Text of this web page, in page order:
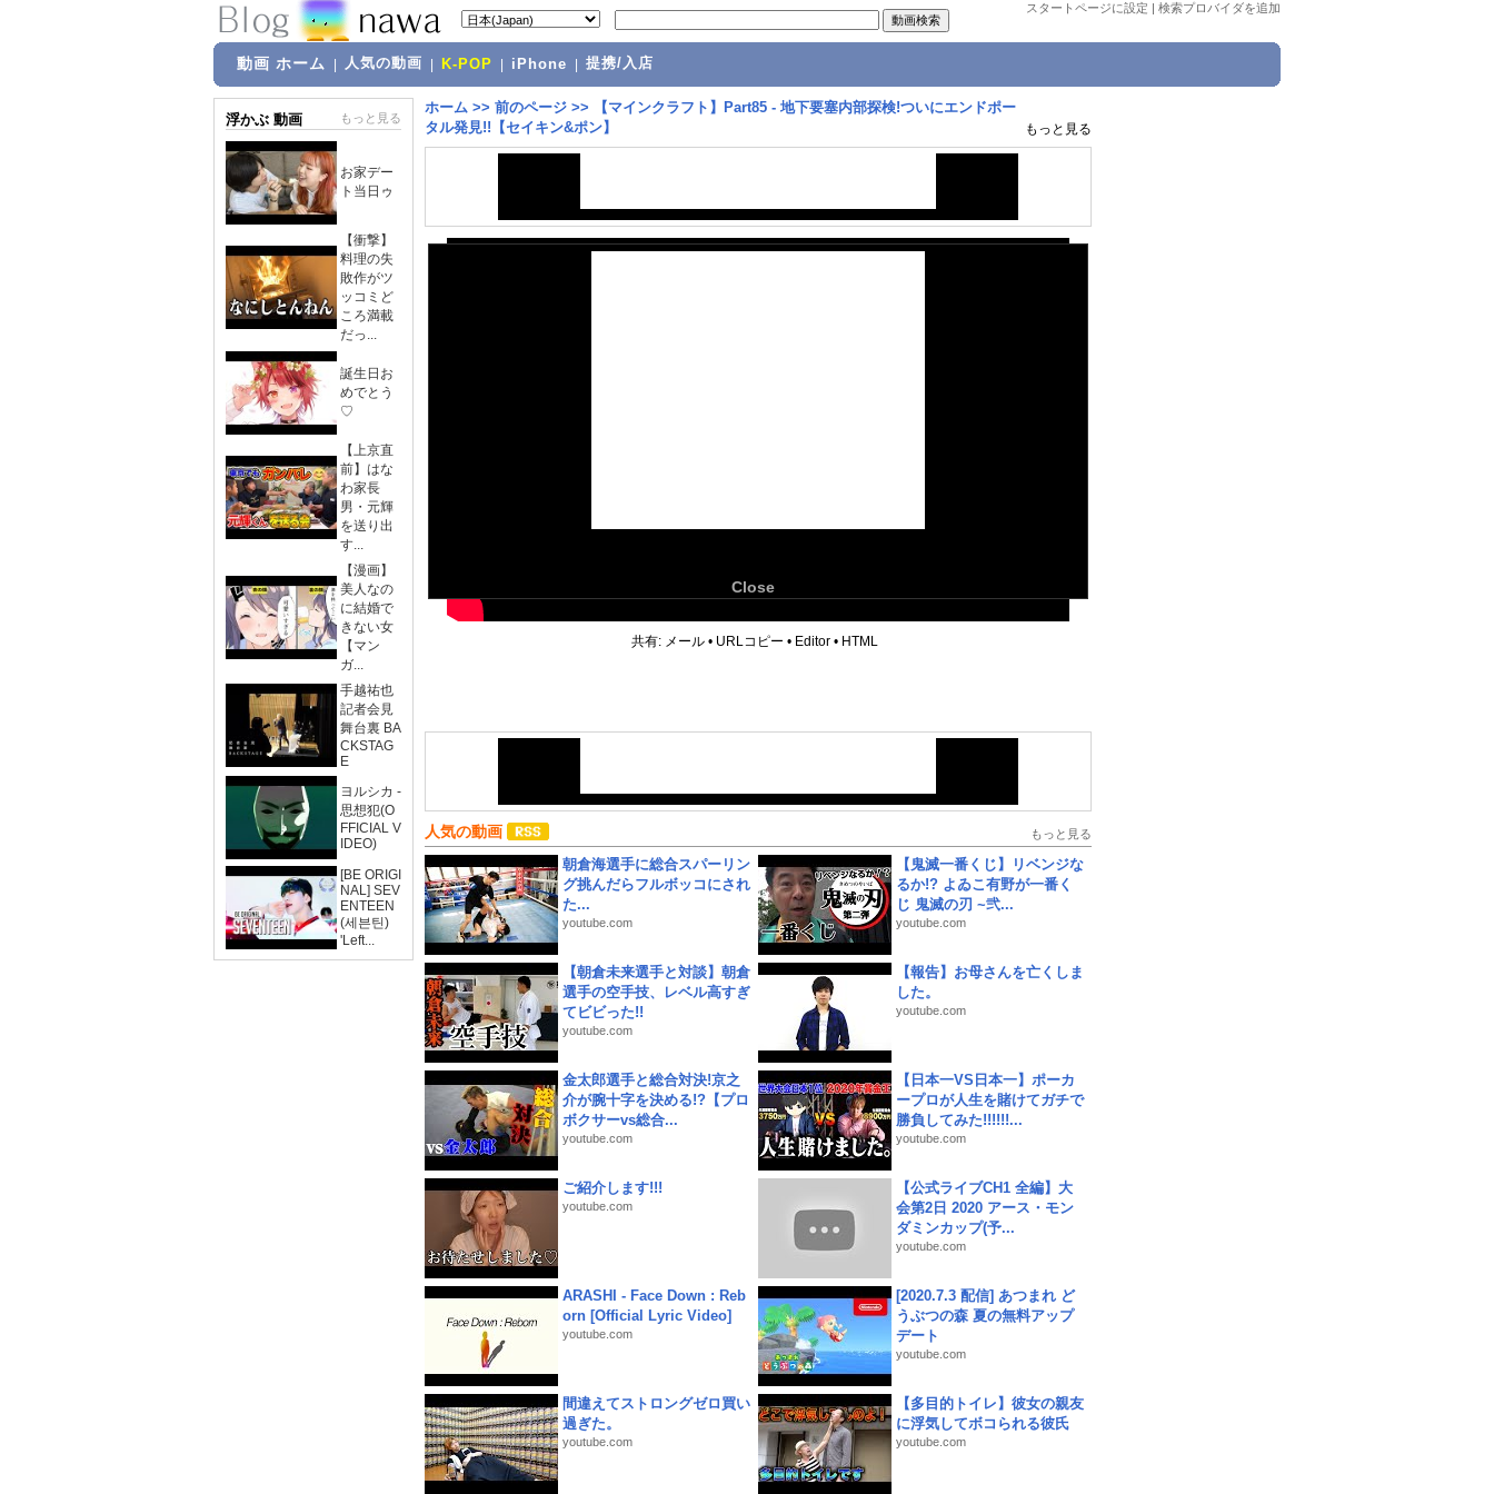
スタートページに設定 | 検索プロバイダを追加
動画 ホーム 人気の動画 K-POP iPhone 提携/入店
浮かぶ 動画 もっと見る
お家デー
ト当日ゥ
【衝撃】
料理の失
敗作がツ
ッコミど
ころ満載
だっ...
誕生日お
めでとう
♡
【上京直
前】はな
わ家長
男・元輝
を送り出
す...
【漫画】
美人なの
に結婚で
きない女
【マン
ガ...
手越祐也
記者会見
舞台裏 BA
CKSTAG
E
ヨルシカ -
思想犯(O
FFICIAL V
IDEO)
[BE ORIGI
NAL] SEV
ENTEEN
(세븐틴)
'Left...
ホーム >> 前のページ >>
【マインクラフト】Part85 - 地下要塞内部探検!ついにエンドポー
タル発見!!【セイキン&ポン】
もっと見る
Close
共有: メール • URLコピー • Editor • HTML
人気の動画 もっと見る
朝倉海選手に総合スパーリン
グ挑んだらフルボッコにされ
た...
youtube.com
【鬼滅一番くじ】リベンジな
るか!? よゐこ有野が一番く
じ 鬼滅の刃 ~弐...
youtube.com
【朝倉未来選手と対談】朝倉
選手の空手技、レベル高すぎ
てビビった!!
youtube.com
【報告】お母さんを亡くしま
した。
youtube.com
金太郎選手と総合対決!京之
介が腕十字を決める!?【プロ
ボクサーvs総合...
youtube.com
【日本一VS日本一】ポーカ
ープロが人生を賭けてガチで
勝負してみた!!!!!!...
youtube.com
ご紹介します!!!
youtube.com
【公式ライブCH1 全編】大
会第2日 2020 アース・モン
ダミンカップ(予...
youtube.com
ARASHI - Face Down : Reb
orn [Official Lyric Video]
youtube.com
[2020.7.3 配信] あつまれ ど
うぶつの森 夏の無料アップ
デート
youtube.com
間違えてストロングゼロ買い
過ぎた。
youtube.com
【多目的トイレ】彼女の親友
に浮気してボコられる彼氏
youtube.com